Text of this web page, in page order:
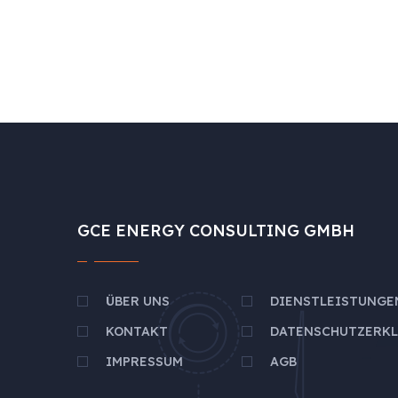
GCE ENERGY CONSULTING GMBH
ÜBER UNS
KONTAKT
IMPRESSUM
AGB